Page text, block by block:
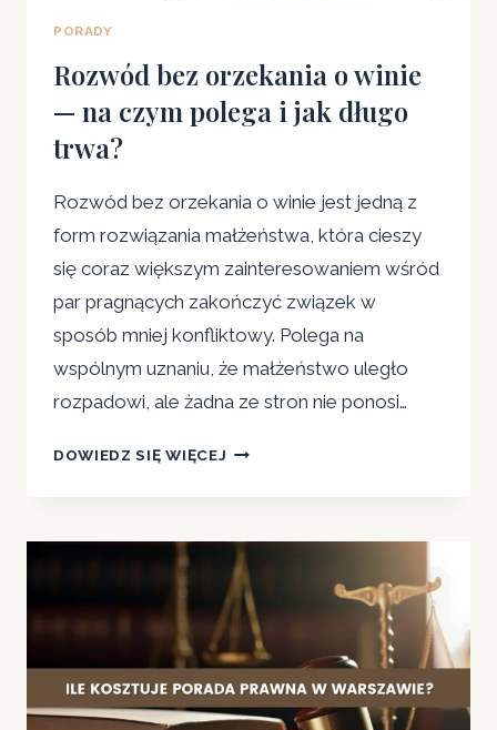
PORADY
Rozwód bez orzekania o winie
— na czym polega i jak długo
trwa?
Rozwód bez orzekania o winie jest jedną z
form rozwiązania małżeństwa, która cieszy
się coraz większym zainteresowaniem wśród
par pragnących zakończyć związek w
sposób mniej konfliktowy. Polega na
wspólnym uznaniu, że małżeństwo uległo
rozpadowi, ale żadna ze stron nie ponosi…
DOWIEDZ SIĘ WIĘCEJ ROZWÓD
WINIE
—
NA
CZYM
POLEGA
I
JAK